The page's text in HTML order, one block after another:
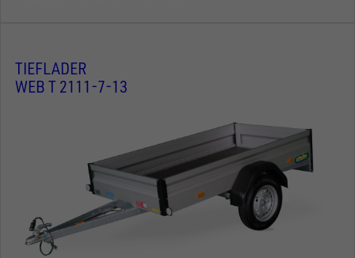
TIEFLADER
WEB T 2111-7-13